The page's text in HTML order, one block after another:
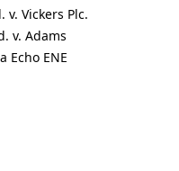
v. Vickers Plc.
v. Adams
Echo ENE